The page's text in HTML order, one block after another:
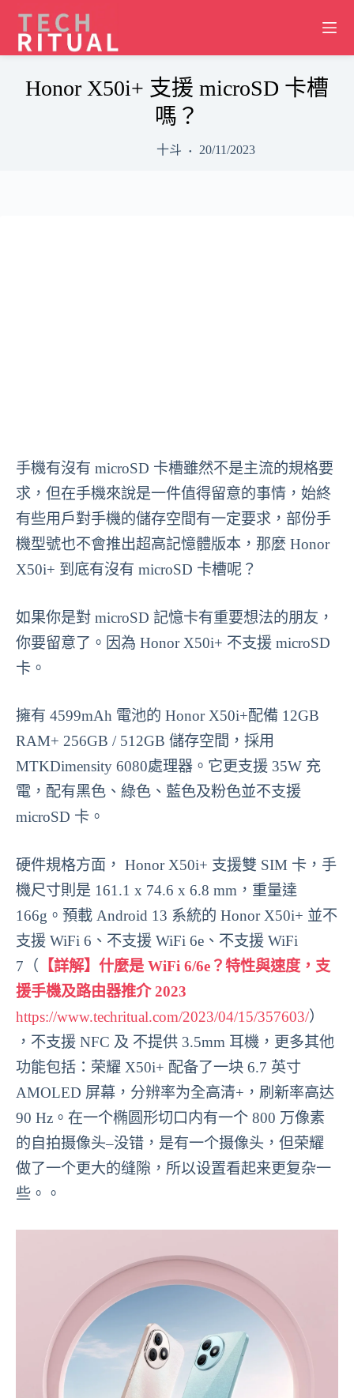
content
Honor X50i+ 支援 microSD 卡槽
嗎？
十斗 20/11/2023
手機有沒有 microSD 卡槽雖然不是主流的規格要
求，但在手機來說是一件值得留意的事情，始終
有些用戶對手機的儲存空間有一定要求，部份手
機型號也不會推出超高記憶體版本，那麼 Honor
X50i+ 到底有沒有 microSD 卡槽呢？
如果你是對 microSD 記憶卡有重要想法的朋友，
你要留意了。因為 Honor X50i+ 不支援 microSD
卡。
擁有 4599mAh 電池的 Honor X50i+配備 12GB
RAM+ 256GB / 512GB 儲存空間，採用
MTKDimensity 6080處理器。它更支援 35W 充
電，配有黑色、綠色、藍色及粉色並不支援
microSD 卡。
硬件規格方面， Honor X50i+ 支援雙 SIM 卡，手
機尺寸則是 161.1 x 74.6 x 6.8 mm，重量達
166g。預載 Android 13 系統的 Honor X50i+ 並不
支援 WiFi 6、不支援 WiFi 6e、不支援 WiFi
7（ 【詳解】什麼是 WiFi 6/6e？特性與速度，支
援手機及路由器推介 2023
https://www.techritual.com/2023/04/15/357603/）
，不支援 NFC 及 不提供 3.5mm 耳機，更多其他
功能包括：荣耀 X50i+ 配备了一块 6.7 英寸
AMOLED 屏幕，分辨率为全高清+，刷新率高达
90 Hz。在一个椭圆形切口内有一个 800 万像素
的自拍摄像头–没错，是有一个摄像头，但荣耀
做了一个更大的缝隙，所以设置看起来更复杂一
些。。